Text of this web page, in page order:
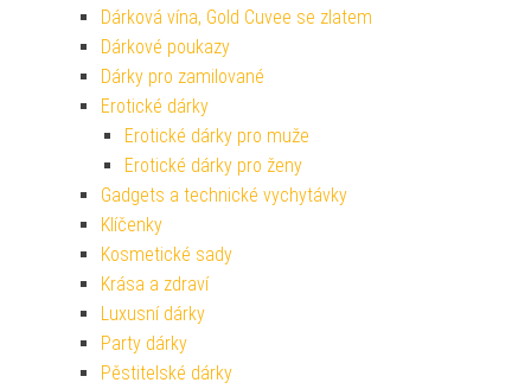
Dárková vína, Gold Cuvee se zlatem
Dárkové poukazy
Dárky pro zamilované
Erotické dárky
Erotické dárky pro muže
Erotické dárky pro ženy
Gadgets a technické vychytávky
Klíčenky
Kosmetické sady
Krása a zdraví
Luxusní dárky
Party dárky
Pěstitelské dárky